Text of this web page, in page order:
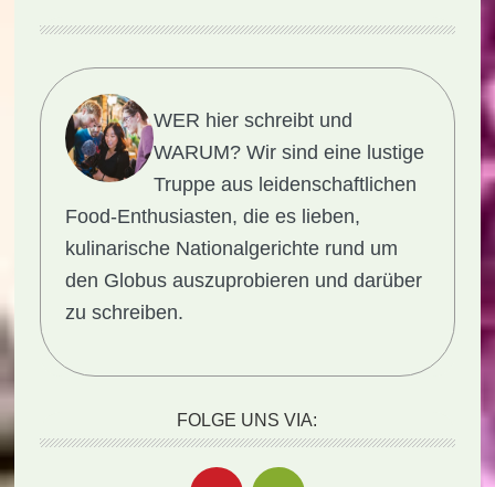
WER hier schreibt und
WARUM? Wir sind eine lustige
Truppe aus leidenschaftlichen
Food-Enthusiasten, die es lieben,
kulinarische Nationalgerichte rund um
den Globus auszuprobieren und darüber
zu schreiben.
FOLGE UNS VIA: